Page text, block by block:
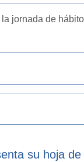
jornada de
su hoja